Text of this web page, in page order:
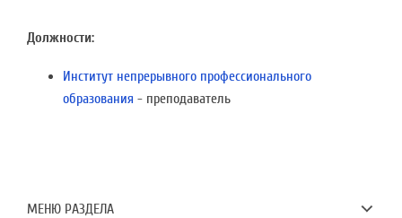
Должности:
Институт непрерывного профессионального
образования - преподаватель
МЕНЮ РАЗДЕЛА